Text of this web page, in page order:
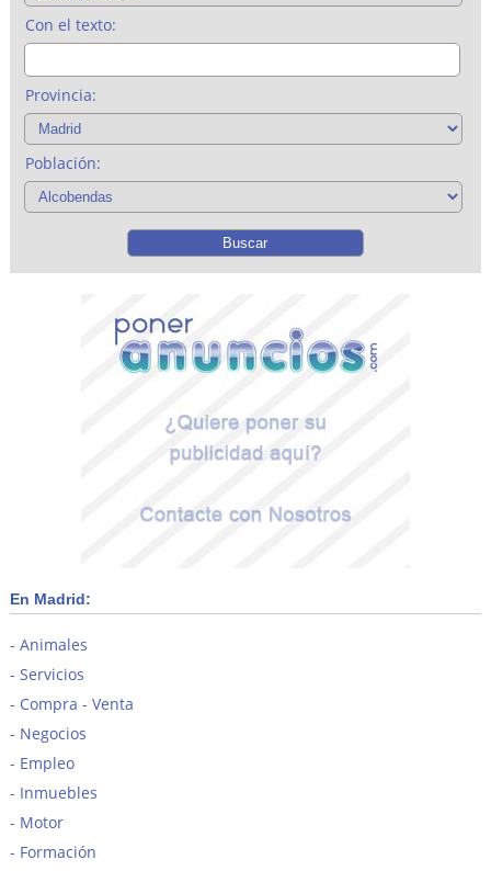
Con el texto:
Provincia:
Población:
En Madrid:
Animales
Servicios
Compra - Venta
Negocios
Empleo
Inmuebles
Motor
Formación